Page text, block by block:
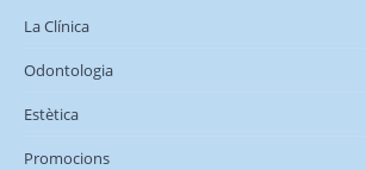
La Clínica
Odontologia
Estètica
Promocions